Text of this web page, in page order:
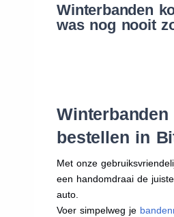
Winterbanden
was nog nooit
bestellen in
Met onze
een handomdraai de
auto.
Voer simpelweg je